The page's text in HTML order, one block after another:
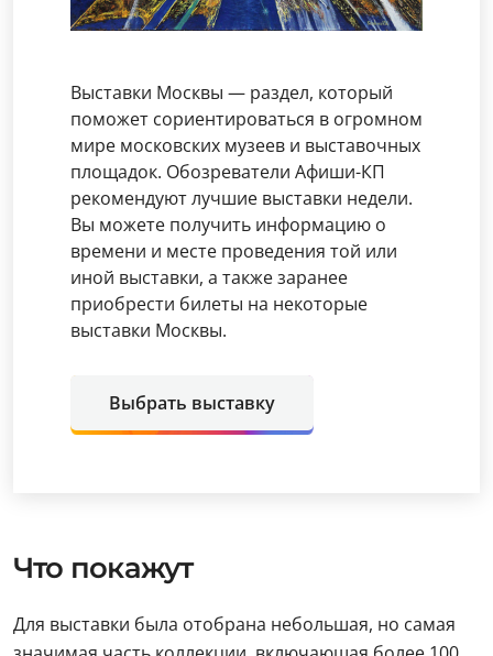
Выставки Москвы — раздел, который
поможет сориентироваться в огромном
мире московских музеев и выставочных
площадок. Обозреватели Афиши-КП
рекомендуют лучшие выставки недели.
Вы можете получить информацию о
времени и месте проведения той или
иной выставки, а также заранее
приобрести билеты на некоторые
выставки Москвы.
Выбрать выставку
Что покажут
Для выставки была отобрана небольшая, но самая